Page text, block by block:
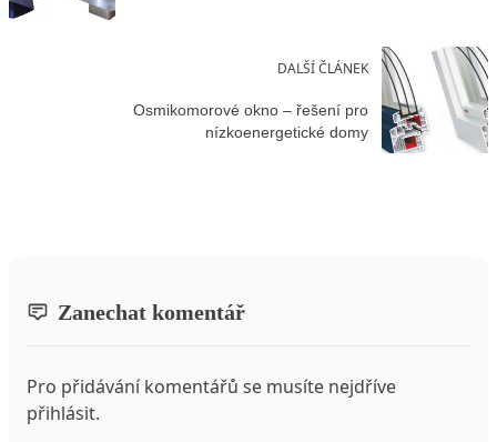
DALŠÍ ČLÁNEK
Osmikomorové okno – řešení pro
nízkoenergetické domy
Zanechat komentář
Pro přidávání komentářů se musíte nejdříve
přihlásit.